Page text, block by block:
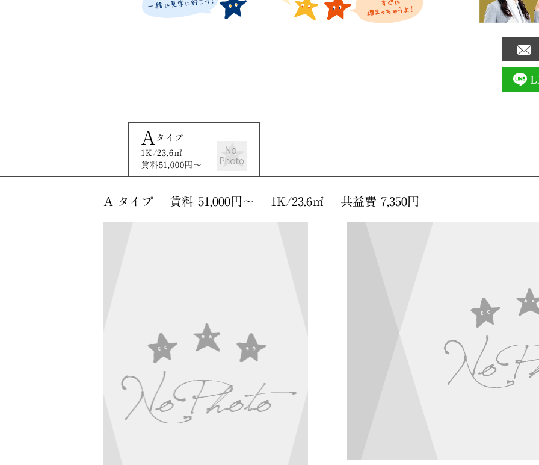
A タイプ
1K/23.6㎡
賃料51,000円〜
A タイプ 賃料 51,000円〜 1K/23.6㎡ 共益費 7,350円